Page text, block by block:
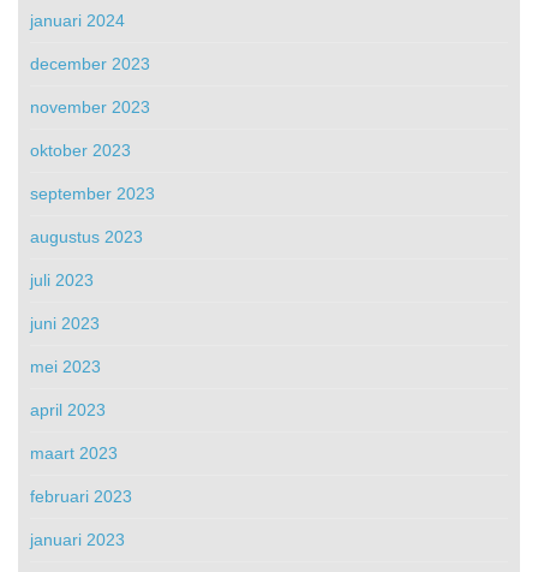
januari 2024
december 2023
november 2023
oktober 2023
september 2023
augustus 2023
juli 2023
juni 2023
mei 2023
april 2023
maart 2023
februari 2023
januari 2023